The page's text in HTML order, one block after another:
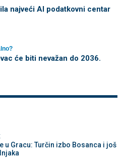
najveći AI podatkovni centar
će biti nevažan do 2036.
u Gracu: Turčin izbo Bosanca i još